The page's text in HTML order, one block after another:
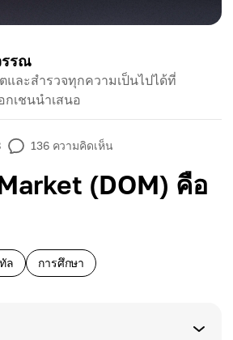
รรณ
และสำรวจทุกความเป็นไปได้ที่
กเชนนำเสนอ
136 ความคิดเห็น
(DOM) คือ
ล การศึกษา